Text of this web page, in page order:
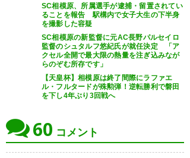
— 熊澤美沙@コリフレッシュ北
野店 (blackxxxbear)2018, 1月
とか私やっぱり原当麻へ行くし
か…！！
— えりきゃ (from_erica)2018,
1月 19
新監督！よろしくお願いしま
す！ #sc相模原
1年目 優勝争いに加わりつつ5位
以内 2年目 J2ライセンス交付→2
位で終わるも入れ替え戦に勝利
しJ2へ！ 3年目 J2の台風の目と
なり…
https://t.co/iZ8eGmAuB1
— 潜水ウサギ (sensuiusagi)
2018, 1月 19
SC相模原、所属選手が逮捕・留置されてい
ることを報告 駅構内で女子大生の下半身
を撮影した容疑
SC相模原の新監督に元AC長野パルセイロ
監督のシュタルフ悠紀氏が就任決定 「ア
クセル全開で最大限の熱量を注ぎ込みなが
らのぞむ所存です」
【天皇杯】相模原は終了間際にラファエ
ル・フルタードが殊勲弾！逆転勝利で磐田
を下し4年ぶり3回戦へ
60 コメント